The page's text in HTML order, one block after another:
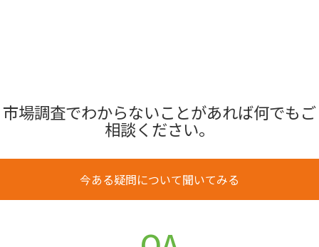
市場調査でわからないことがあれば何でもご
相談ください。
今ある疑問について聞いてみる